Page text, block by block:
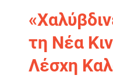
τη Νέα
Λέσχη